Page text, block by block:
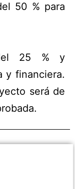
50 % para
del 25 % y
y financiera.
será de